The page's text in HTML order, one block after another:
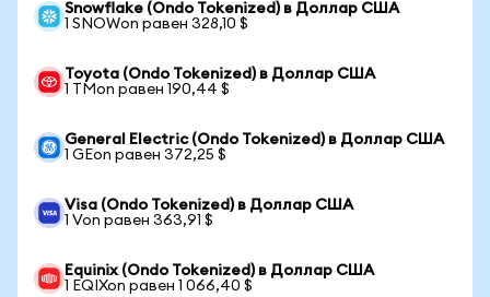
Snowflake (Ondo Tokenized) в Доллар США
1 SNOWon равен 328,10 $
Toyota (Ondo Tokenized) в Доллар США
1 TMon равен 190,44 $
General Electric (Ondo Tokenized) в Доллар США
1 GEon равен 372,25 $
Visa (Ondo Tokenized) в Доллар США
1 Von равен 363,91 $
Equinix (Ondo Tokenized) в Доллар США
1 EQIXon равен 1 066,40 $